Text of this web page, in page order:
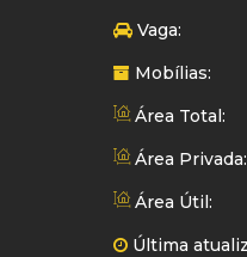
Vaga:
Mobílias:
Área Total:
Área Privada:
Área Útil:
Última